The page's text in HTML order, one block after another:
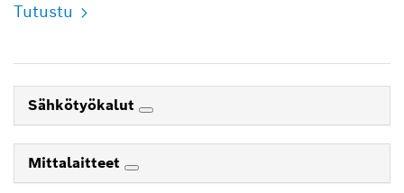
Tutustu
Sähkötyökalut
Mittalaitteet